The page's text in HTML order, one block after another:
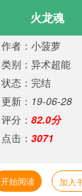
火龙魂
作者：小菠萝
类别：异术超能
状态：完结
更新： 19-06-28
评分：82.0分
点击：3071
开始阅读 加入